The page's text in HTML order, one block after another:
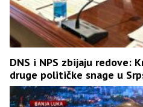
DNS i NPS zbijaju redove:
druge političke snage u